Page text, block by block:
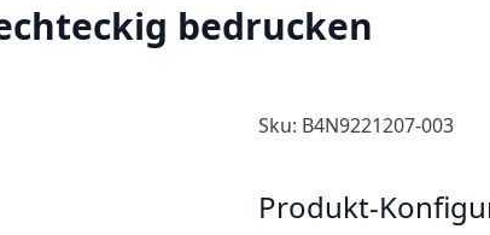
bedrucken
Sku: B4N9221207-003
Produkt-